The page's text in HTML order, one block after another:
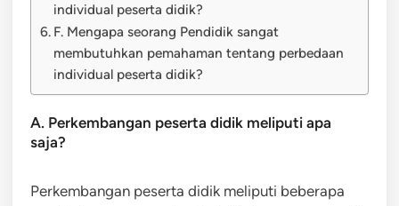
individual peserta didik?
F. Mengapa seorang Pendidik sangat
membutuhkan pemahaman tentang perbedaan
individual peserta didik?
A. Perkembangan peserta didik meliputi apa
saja?
Perkembangan peserta didik meliputi beberapa